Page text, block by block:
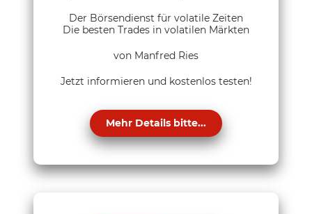
Der Börsendienst für volatile Zeiten
Die besten Trades in volatilen Märkten
von Manfred Ries
Jetzt informieren und kostenlos testen!
Mehr Details bitte...